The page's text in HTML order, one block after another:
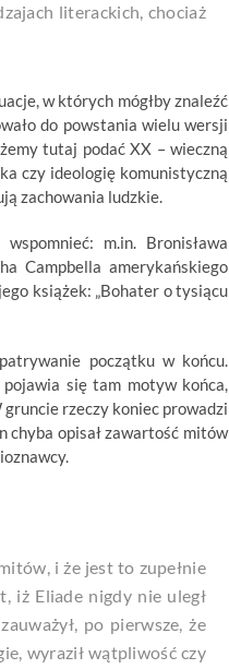
literackich, chociaż
w których mógłby znaleźć
do powstania wielu wersji
tutaj podać XX – wieczną
czy ideologię komunistyczną
zachowania ludzkie.
m.in. Bronisława
Campbella amerykańskiego
książek: „Bohater o tysiącu
początku w końcu.
się tam motyw końca,
rzeczy koniec prowadzi
chyba opisał zawartość mitów
i że jest to zupełnie
iż Eliade nigdy nie uległ
po pierwsze, że
wyraził wątpliwość czy